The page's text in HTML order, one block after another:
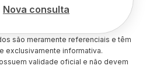
Nova consulta
são meramente referenciais e têm
exclusivamente informativa.
validade oficial e não devem